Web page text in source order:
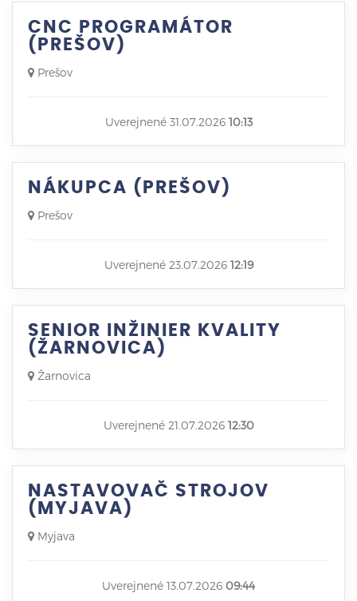
CNC PROGRAMÁTOR
(PREŠOV)
Prešov
Uverejnené 31.07.2026 10:13
NÁKUPCA (PREŠOV)
Prešov
Uverejnené 23.07.2026 12:19
SENIOR INŽINIER KVALITY
(ŽARNOVICA)
Žarnovica
Uverejnené 21.07.2026 12:30
NASTAVOVAČ STROJOV
(MYJAVA)
Myjava
Uverejnené 13.07.2026 09:44